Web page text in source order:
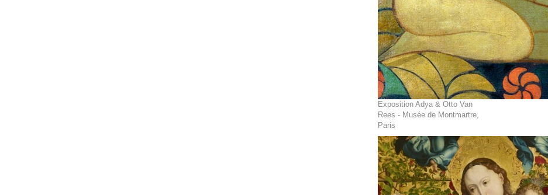
Exposition Adya & Otto Van
Rees - Musée de Montmartre,
Paris